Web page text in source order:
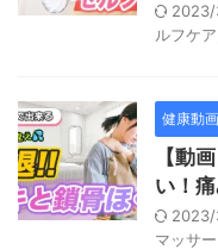
ルフケア
健康動画
【動
い！
マッサ